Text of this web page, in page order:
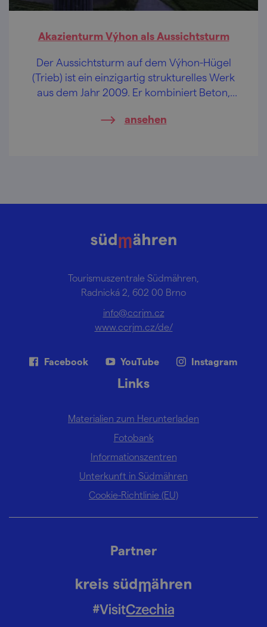
Akazienturm Výhon als Aussichtsturm
Der Aussichtsturm auf dem Výhon-Hügel
(Trieb) ist ein einzigartig strukturelles Werk
aus dem Jahr 2009. Er kombiniert Beton,
Akazienholz.
ansehen
Tourismuszentrale Südmähren,
Radnická 2, 602 00 Brno
info@ccrjm.cz
www.ccrjm.cz/de/
Facebook YouTube Instagram
Links
Materialien zum Herunterladen
Fotobank
Informationszentren
Unterkunft in Südmähren
Cookie-Richtlinie (EU)
Partner